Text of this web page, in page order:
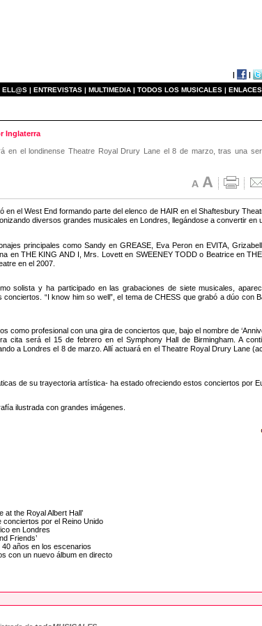
| |
ELL@S | ENTREVISTAS | MULTIMEDIA | TODOS LOS MUSICALES |
Inglaterra
en el londinense Theatre Royal Drury Lane el 8 de marzo, tras una
en el West End formando parte del elenco de HAIR en el Shaftesbury
diversos grandes musicales en Londres, llegándose a convertir en
principales como Sandy en GREASE, Eva Peron en EVITA,
en THE KING AND I, Mrs. Lovett en SWEENEY TODD o Beatrice en
en el 2007.
solista y ha participado en las grabaciones de siete musicales,
“I know him so well”, el tema de CHESS que grabó a dúo con
como profesional con una gira de conciertos que, bajo el nombre de
cita será el 15 de febrero en el Symphony Hall de Birmingham. A
a Londres el 8 de marzo. Allí actuará en el Theatre Royal Drury Lane
de su trayectoria artística- ha estado ofreciendo estos conciertos por
ilustrada con grandes imágenes.
at the Royal Albert Hall’
conciertos por el Reino Unido
en Londres
Friends’
años en los escenarios
con un nuevo álbum en directo